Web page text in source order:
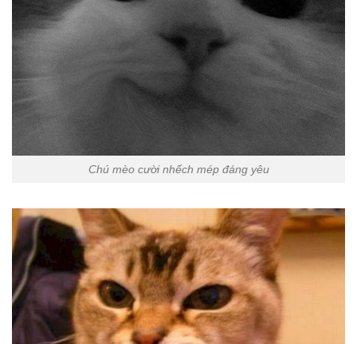
Chú mèo cười nhếch mép đáng yêu